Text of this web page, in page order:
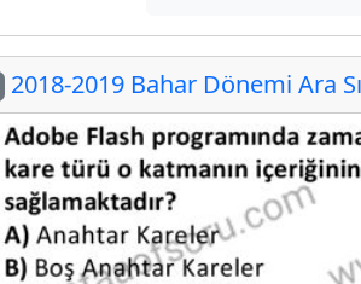
2018-2019 Bahar Dönemi Ara